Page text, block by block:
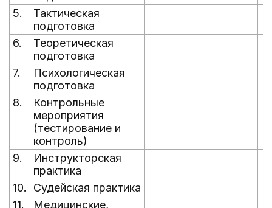
5.
Тактическая
подготовка
6.
Теоретическая
подготовка
7.
Психологическая
подготовка
8.
Контрольные
мероприятия
(тестирование и
контроль)
9.
Инструкторская
практика
10.
Судейская практика
11.
Медицинские,